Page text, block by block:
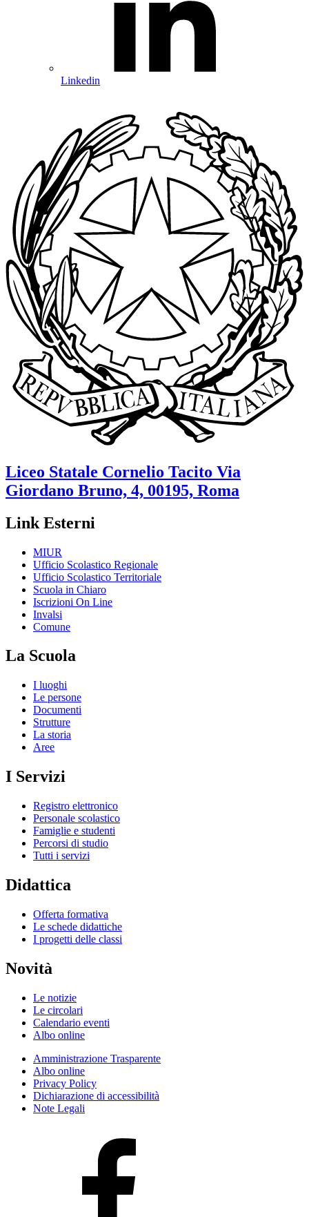
Linkedin
Liceo Statale Cornelio Tacito Via
Giordano Bruno, 4, 00195, Roma
Link Esterni
MIUR
Ufficio Scolastico Regionale
Ufficio Scolastico Territoriale
Scuola in Chiaro
Iscrizioni On Line
Invalsi
Comune
La Scuola
I luoghi
Le persone
Documenti
Strutture
La storia
Aree
I Servizi
Registro elettronico
Personale scolastico
Famiglie e studenti
Percorsi di studio
Tutti i servizi
Didattica
Offerta formativa
Le schede didattiche
I progetti delle classi
Novità
Le notizie
Le circolari
Calendario eventi
Albo online
Amministrazione Trasparente
Albo online
Privacy Policy
Dichiarazione di accessibilità
Note Legali